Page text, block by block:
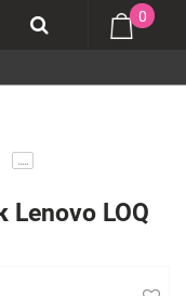
0
.....
Lenovo LOQ